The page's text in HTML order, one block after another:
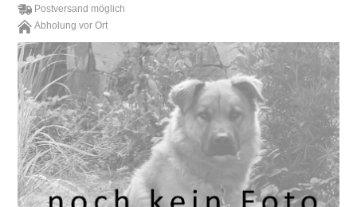
Postversand möglich
Abholung vor Ort